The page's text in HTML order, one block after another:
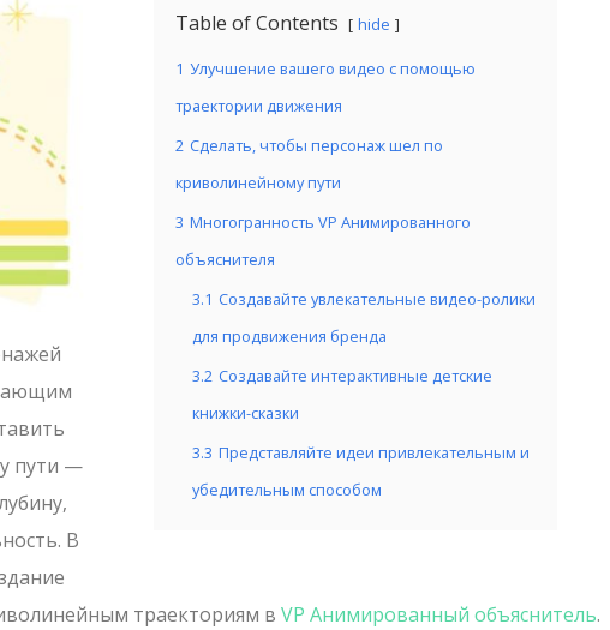
Table of Contents hide
1 Улучшение вашего видео с помощью
траектории движения
2 Сделать, чтобы персонаж шел по
криволинейному пути
3 Многогранность VP Анимированного
объяснителя
3.1 Создавайте увлекательные видео-ролики
для продвижения бренда
3.2 Создавайте интерактивные детские
книжки-сказки
3.3 Представляйте идеи привлекательным и
убедительным способом
пути —
В
траекториям в VP Анимированный объяснитель.